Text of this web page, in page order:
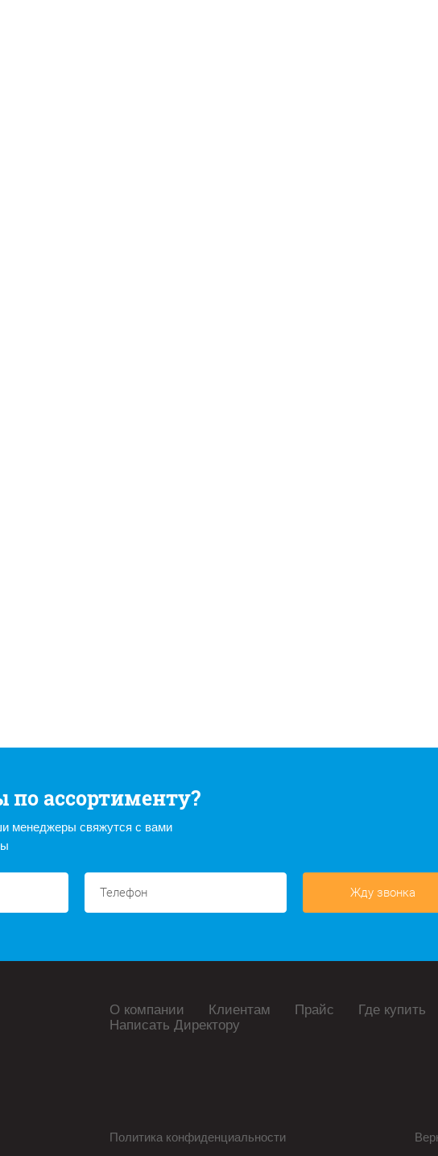
по ассортименту?
менеджеры свяжутся с вами
Жду звонка
О компании Клиентам Прайс Где купить
Написать Директору
Политика конфиденциальности